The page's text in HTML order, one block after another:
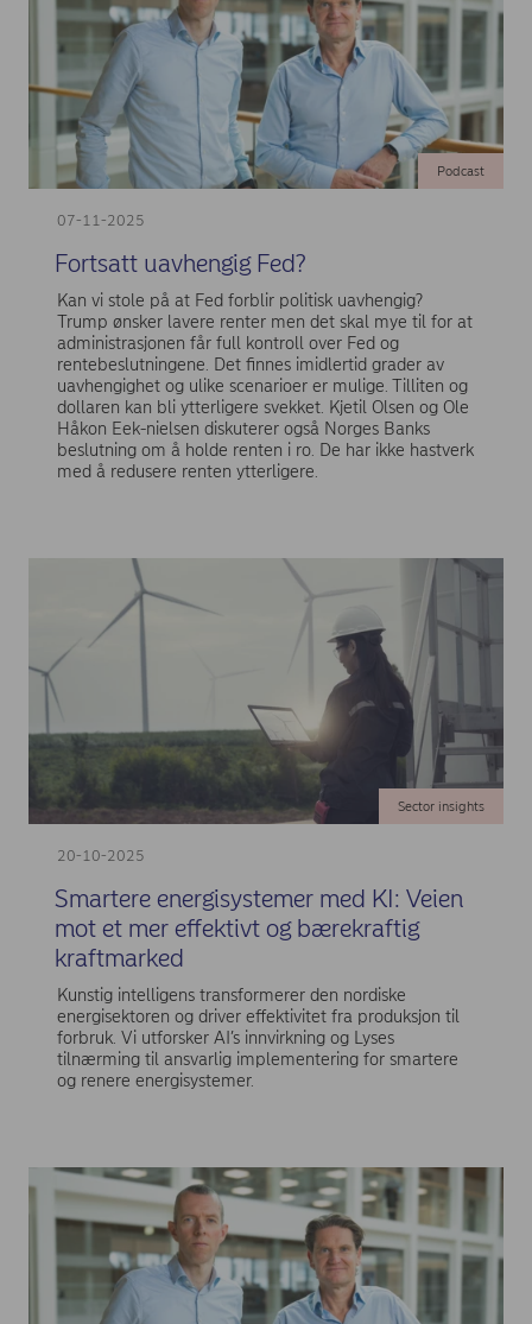
07-11-2025
Podcast
Fortsatt uavhengig Fed?
Kan vi stole på at Fed forblir politisk uavhengig?
Trump ønsker lavere renter men det skal mye til for at
administrasjonen får full kontroll over Fed og
rentebeslutningene. Det finnes imidlertid grader av
uavhengighet og ulike scenarioer er mulige. Tilliten og
dollaren kan bli ytterligere svekket. Kjetil Olsen og Ole
Håkon Eek-nielsen diskuterer også Norges Banks
beslutning om å holde renten i ro. De har ikke hastverk
med å redusere renten ytterligere.
20-10-2025
Sector insights
Smartere energisystemer med KI: Veien
mot et mer effektivt og bærekraftig
kraftmarked
Kunstig intelligens transformerer den nordiske
energisektoren og driver effektivitet fra produksjon til
forbruk. Vi utforsker AI’s innvirkning og Lyses
tilnærming til ansvarlig implementering for smartere
og renere energisystemer.